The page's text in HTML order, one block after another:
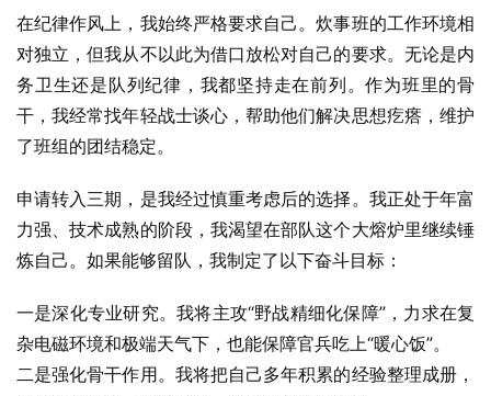
在纪律作风上，我始终严格要求自己。炊事班的工作环境相
对独立，但我从不以此为借口放松对自己的要求。无论是内
务卫生还是队列纪律，我都坚持走在前列。作为班里的骨
干，我经常找年轻战士谈心，帮助他们解决思想疙瘩，维护
了班组的团结稳定。
申请转入三期，是我经过慎重考虑后的选择。我正处于年富
力强、技术成熟的阶段，我渴望在部队这个大熔炉里继续锤
炼自己。如果能够留队，我制定了以下奋斗目标：
一是深化专业研究。我将主攻“野战精细化保障”，力求在复
杂电磁环境和极端天气下，也能保障官兵吃上“暖心饭”。
二是强化骨干作用。我将把自己多年积累的经验整理成册，